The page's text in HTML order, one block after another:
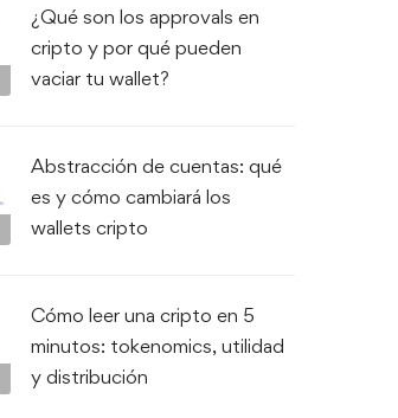
¿Qué son los approvals en
cripto y por qué pueden
vaciar tu wallet?
Abstracción de cuentas: qué
es y cómo cambiará los
wallets cripto
Cómo leer una cripto en 5
minutos: tokenomics, utilidad
y distribución